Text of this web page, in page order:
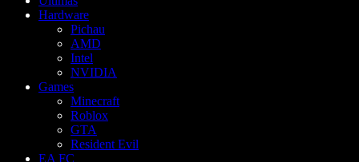
Hardware
Pichau
AMD
Intel
NVIDIA
Games
Minecraft
Roblox
GTA
Resident Evil
EA FC